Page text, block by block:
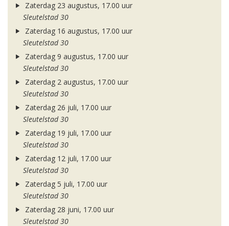
Zaterdag 23 augustus, 17.00 uur
Sleutelstad 30
Zaterdag 16 augustus, 17.00 uur
Sleutelstad 30
Zaterdag 9 augustus, 17.00 uur
Sleutelstad 30
Zaterdag 2 augustus, 17.00 uur
Sleutelstad 30
Zaterdag 26 juli, 17.00 uur
Sleutelstad 30
Zaterdag 19 juli, 17.00 uur
Sleutelstad 30
Zaterdag 12 juli, 17.00 uur
Sleutelstad 30
Zaterdag 5 juli, 17.00 uur
Sleutelstad 30
Zaterdag 28 juni, 17.00 uur
Sleutelstad 30